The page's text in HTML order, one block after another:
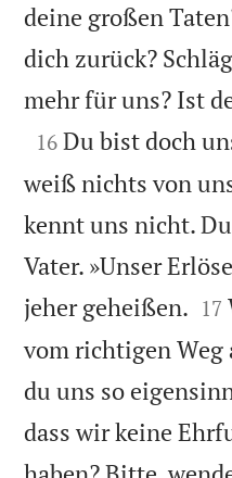
deine großen
dich zurück?
mehr für uns? Ist

16 Du bist doch
weiß nichts von
kennt uns nicht.
Vater. »Unser
jeher geheißen. 

17
vom richtigen Weg
du uns so
dass wir keine